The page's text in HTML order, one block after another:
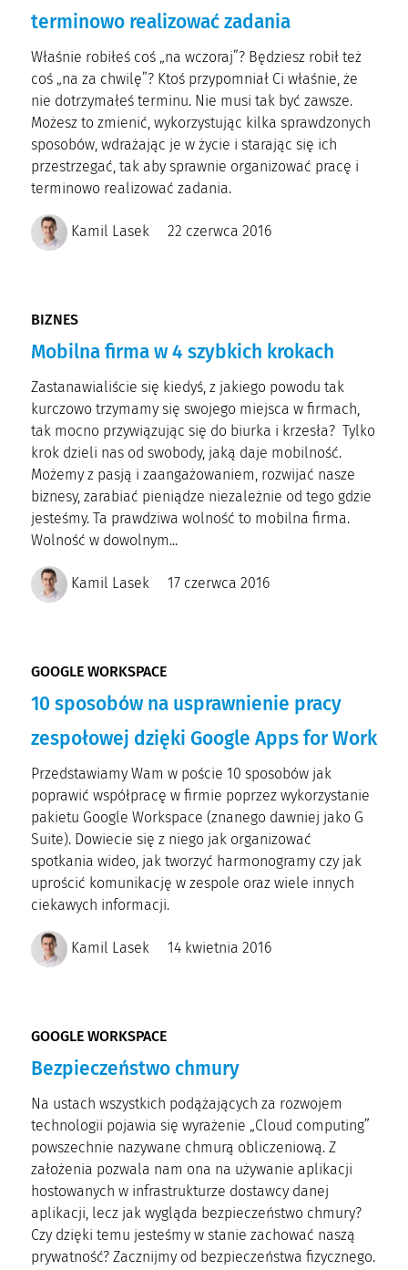
terminowo realizować zadania
Właśnie robiłeś coś „na wczoraj”? Będziesz robił też
coś „na za chwilę”? Ktoś przypomniał Ci właśnie, że
nie dotrzymałeś terminu. Nie musi tak być zawsze.
Możesz to zmienić, wykorzystując kilka sprawdzonych
sposobów, wdrażając je w życie i starając się ich
przestrzegać, tak aby sprawnie organizować pracę i
terminowo realizować zadania.
Kamil Lasek 22 czerwca 2016
BIZNES
Mobilna firma w 4 szybkich krokach
Zastanawialiście się kiedyś, z jakiego powodu tak
kurczowo trzymamy się swojego miejsca w firmach,
tak mocno przywiązując się do biurka i krzesła? Tylko
krok dzieli nas od swobody, jaką daje mobilność.
Możemy z pasją i zaangażowaniem, rozwijać nasze
biznesy, zarabiać pieniądze niezależnie od tego gdzie
jesteśmy. Ta prawdziwa wolność to mobilna firma.
Wolność w dowolnym...
Kamil Lasek 17 czerwca 2016
GOOGLE WORKSPACE
10 sposobów na usprawnienie pracy
zespołowej dzięki Google Apps for Work
Przedstawiamy Wam w poście 10 sposobów jak
poprawić współpracę w firmie poprzez wykorzystanie
pakietu Google Workspace (znanego dawniej jako G
Suite). Dowiecie się z niego jak organizować
spotkania wideo, jak tworzyć harmonogramy czy jak
uprościć komunikację w zespole oraz wiele innych
ciekawych informacji.
Kamil Lasek 14 kwietnia 2016
GOOGLE WORKSPACE
Bezpieczeństwo chmury
Na ustach wszystkich podążających za rozwojem
technologii pojawia się wyrażenie „Cloud computing”
powszechnie nazywane chmurą obliczeniową. Z
założenia pozwala nam ona na używanie aplikacji
hostowanych w infrastrukturze dostawcy danej
aplikacji, lecz jak wygląda bezpieczeństwo chmury?
Czy dzięki temu jesteśmy w stanie zachować naszą
prywatność? Zacznijmy od bezpieczeństwa fizycznego.